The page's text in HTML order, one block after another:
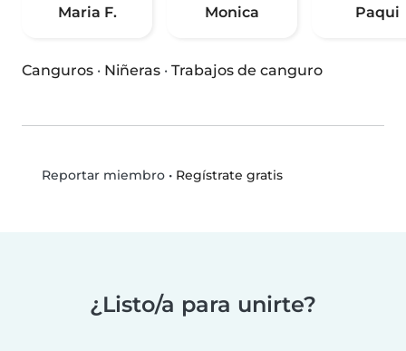
Maria F. Monica Paqui
Canguros · Niñeras · Trabajos de canguro
Reportar miembro• Regístrate gratis
¿Listo/a para unirte?